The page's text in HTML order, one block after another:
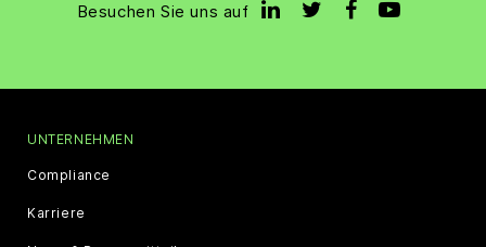
Besuchen Sie uns auf
UNTERNEHMEN
Compliance
Karriere